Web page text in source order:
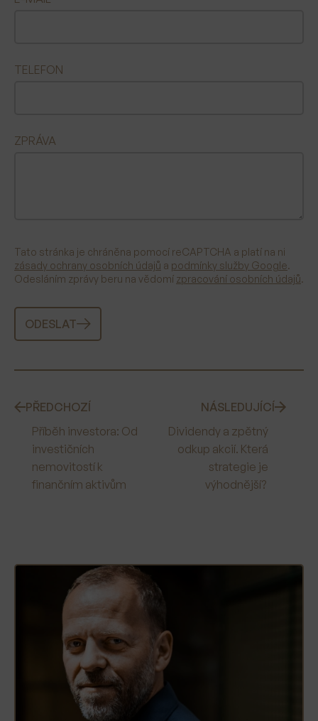
TELEFON
ZPRÁVA
Tato stránka je chráněna pomocí reCAPTCHA a platí na ni
zásady ochrany osobních údajů a podmínky služby Google.
Odesláním zprávy beru na vědomí zpracování osobních údajů.
ODESLAT
PŘEDCHOZÍ
Příběh investora: Od
investičních
nemovitostí k
finančním aktivům
NÁSLEDUJÍCÍ
Dividendy a zpětný
odkup akcií. Která
strategie je
výhodnější?